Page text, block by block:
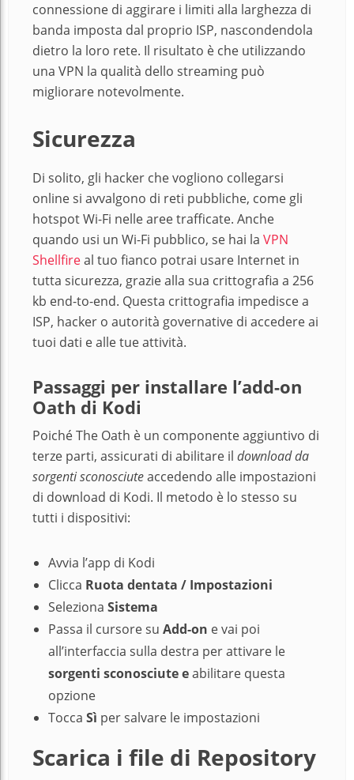
connessione di aggirare i limiti alla larghezza di
banda imposta dal proprio ISP, nascondendola
dietro la loro rete. Il risultato è che utilizzando
una VPN la qualità dello streaming può
migliorare notevolmente.
Sicurezza
Di solito, gli hacker che vogliono collegarsi
online si avvalgono di reti pubbliche, come gli
hotspot Wi-Fi nelle aree trafficate. Anche
quando usi un Wi-Fi pubblico, se hai la VPN
Shellfireal tuo fianco potrai usare Internet in
tutta sicurezza, grazie alla sua crittografia a 256
kb end-to-end. Questa crittografia impedisce a
ISP, hacker o autorità governative di accedere ai
tuoi dati e alle tue attività.
Passaggi per installare l’add-on
Oath di Kodi
Poiché The Oath è un componente aggiuntivo di
terze parti, assicurati di abilitare il download da
sorgenti sconosciuteaccedendo alle impostazioni
di download di Kodi. Il metodo è lo stesso su
tutti i dispositivi:
Avvia l’app di Kodi
Clicca Ruota dentata / Impostazioni
Seleziona Sistema
Passa il cursore su Add-on e vai poi
all’interfaccia sulla destra per attivare le
sorgenti sconosciute eabilitare questa
opzione
Tocca Sì per salvare le impostazioni
Scarica i file di Repository